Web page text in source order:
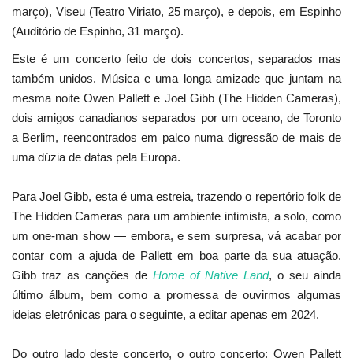
março), Viseu (Teatro Viriato, 25 março), e depois, em Espinho
(Auditório de Espinho, 31 março).
Este é um concerto feito de dois concertos, separados mas
também unidos. Música e uma longa amizade que juntam na
mesma noite Owen Pallett e Joel Gibb (The Hidden Cameras),
dois amigos canadianos separados por um oceano, de Toronto
a Berlim, reencontrados em palco numa digressão de mais de
uma dúzia de datas pela Europa.
Para Joel Gibb, esta é uma estreia, trazendo o repertório folk de
The Hidden Cameras para um ambiente intimista, a solo, como
um one-man show — embora, e sem surpresa, vá acabar por
contar com a ajuda de Pallett em boa parte da sua atuação.
Gibb traz as canções de Home of Native Land, o seu ainda
último álbum, bem como a promessa de ouvirmos algumas
ideias eletrónicas para o seguinte, a editar apenas em 2024.
Do outro lado deste concerto, o outro concerto: Owen Pallett